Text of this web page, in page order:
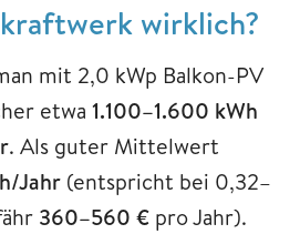
wirklich?
mit 2,0 kWp Balkon-PV
etwa 1.100–1.600 kWh
. Als guter Mittelwert
Jahr (entspricht bei 0,32–
360–560 € pro Jahr).